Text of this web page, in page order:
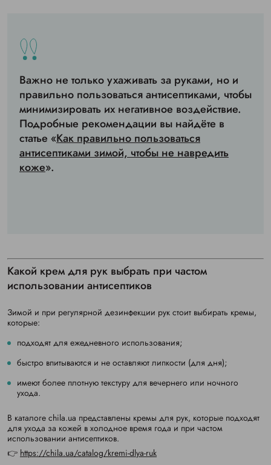
Важно не только ухаживать за руками, но и
правильно пользоваться антисептиками, чтобы
минимизировать их негативное воздействие.
Подробные рекомендации вы найдёте в
статье «Как правильно пользоваться
антисептиками зимой, чтобы не навредить
коже».
Какой крем для рук выбрать при частом
использовании антисептиков
Зимой и при регулярной дезинфекции рук стоит выбирать кремы,
которые:
подходят для ежедневного использования;
быстро впитываются и не оставляют липкости (для дня);
имеют более плотную текстуру для вечернего или ночного
ухода.
В каталоге chila.ua представлены кремы для рук, которые подходят
для ухода за кожей в холодное время года и при частом
использовании антисептиков.
👉 https://chila.ua/catalog/kremi-dlya-ruk